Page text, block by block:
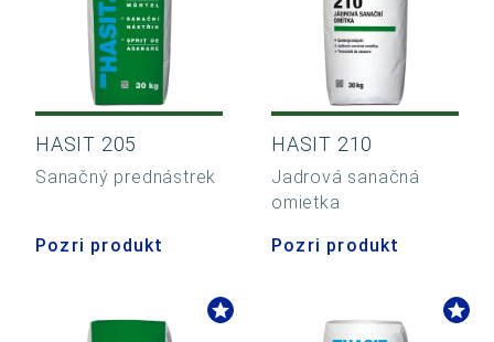
HASIT 205
Sanačný prednástrek
Pozri produkt
HASIT 210
Jadrová sanačná
omietka
Pozri produkt